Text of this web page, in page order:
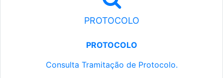
PROTOCOLO
PROTOCOLO
Consulta Tramitação de Protocolo.